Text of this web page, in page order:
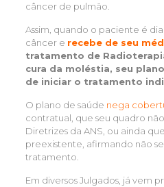
câncer de pulmão.
Assim, quando o paciente é
câncer e recebe de seu
tratamento de
cura da moléstia, seu
de iniciar o tratamento
O plano de saúde nega
contratual, que seu quadro
Diretrizes da ANS, ou ainda
preexistente, afirmando não
tratamento.
Em diversos Julgados, já vem